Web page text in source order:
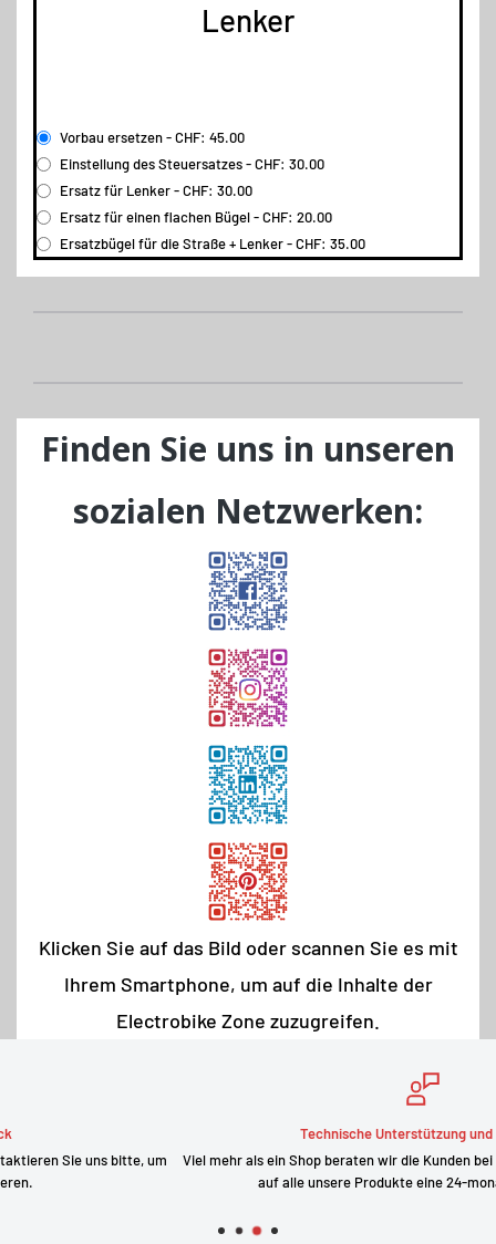
Lenker
Vorbau ersetzen - CHF: 45.00
Einstellung des Steuersatzes - CHF: 30.00
Ersatz für Lenker - CHF: 30.00
Ersatz für einen flachen Bügel - CHF: 20.00
Ersatzbügel für die Straße + Lenker - CHF: 35.00
Finden Sie uns in unseren
sozialen Netzwerken:
Klicken Sie auf das Bild oder scannen Sie es mit
Ihrem Smartphone, um auf die Inhalte der
Electrobike Zone zuzugreifen.
Technische Unterstützung und Verkauf
Viel mehr als ein Shop beraten wir die Kunden bei ihrer Bestellung und geben
auf alle unsere Produkte eine 24-monatige Garantie.